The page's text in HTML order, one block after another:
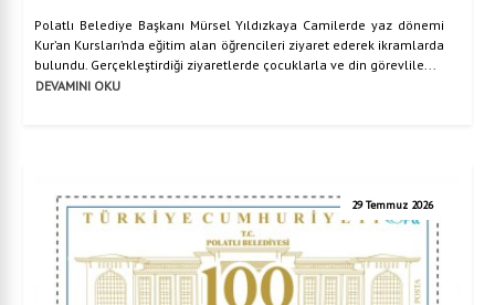
Polatlı Belediye Başkanı Mürsel Yıldızkaya Camilerde yaz dönemi
Kur’an Kursları’nda eğitim alan öğrencileri ziyaret ederek ikramlarda
bulundu. Gerçekleştirdiği ziyaretlerde çocuklarla ve din görevlile...
DEVAMINI OKU
29 Temmuz 2026